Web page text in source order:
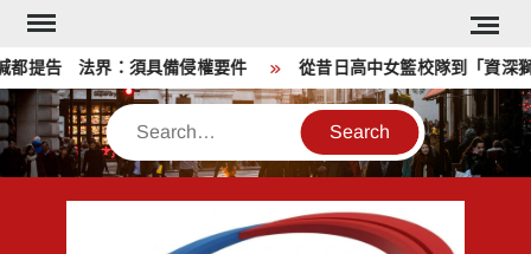
Skip
content
告 法界：須具備侵權要件 從昔日高中女籃校隊到「資深獅
Search